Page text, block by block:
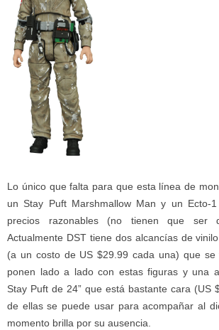
Lo único que falta para que esta línea de
un Stay Puft Marshmallow Man y un Ecto-
precios razonables (no tienen que ser
Actualmente DST tiene dos alcancías de
(a un costo de US $29.99 cada una) que se
ponen lado a lado con estas figuras y una
Stay Puft de 24” que está bastante cara (US
de ellas se puede usar para acompañar al
momento brilla por su ausencia.